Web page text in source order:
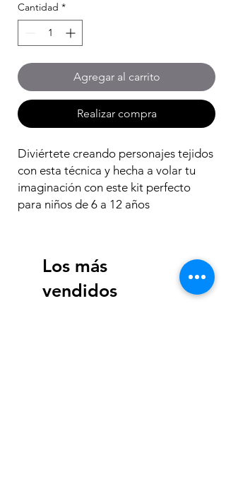
Cantidad *
Agregar al carrito
Realizar compra
Diviértete creando personajes tejidos
con esta técnica y hecha a volar tu
imaginación con este kit perfecto
para niños de 6 a 12 años
Los más
vendidos